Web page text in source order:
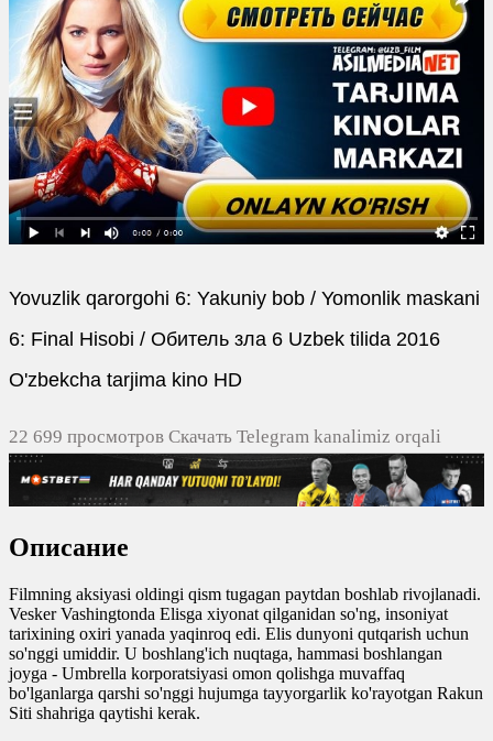
Yovuzlik qarorgohi 6: Yakuniy bob / Yomonlik maskani
6: Final Hisobi / Обитель зла 6 Uzbek tilida 2016
O'zbekcha tarjima kino HD
22 699 просмотров Скачать Telegram kanalimiz orqali
tezda yuklash
0
Описание
Filmning aksiyasi oldingi qism tugagan paytdan boshlab rivojlanadi.
Vesker Vashingtonda Elisga xiyonat qilganidan so'ng, insoniyat
tarixining oxiri yanada yaqinroq edi. Elis dunyoni qutqarish uchun
so'nggi umiddir. U boshlang'ich nuqtaga, hammasi boshlangan
joyga - Umbrella korporatsiyasi omon qolishga muvaffaq
bo'lganlarga qarshi so'nggi hujumga tayyorgarlik ko'rayotgan Rakun
Siti shahriga qaytishi kerak.